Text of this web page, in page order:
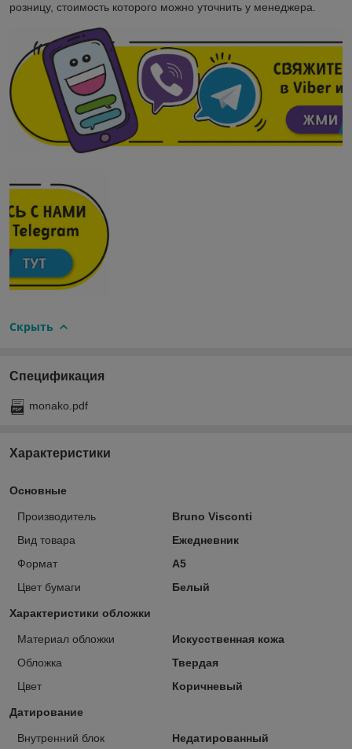
розницу, стоимость которого можно уточнить у менеджера.
Скрыть
Спецификация
monako.pdf
Характеристики
Основные
Производитель
Bruno Visconti
Вид товара
Ежедневник
Формат
A5
Цвет бумаги
Белый
Характеристики обложки
Материал обложки
Искусственная кожа
Обложка
Твердая
Цвет
Коричневый
Датирование
Внутренний блок Недатированный